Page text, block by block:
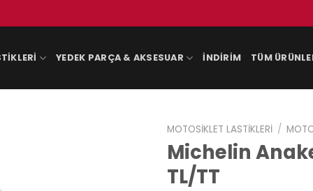
YEDEK PARÇA & AKSESUAR İNDIRIM TÜM
MOTOSIKLET LASTIKLERI /
Michelin
TL/TT